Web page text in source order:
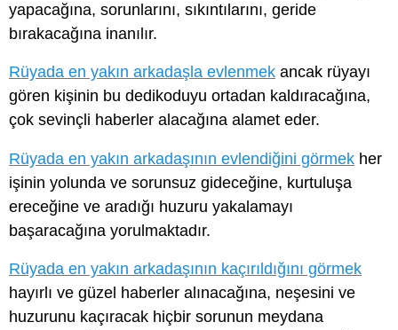
yapacağına, sorunlarını, sıkıntılarını, geride
bırakacağına inanılır.
Rüyada en yakın arkadaşla evlenmek ancak rüyayı
gören kişinin bu dedikoduyu ortadan kaldıracağına,
çok sevinçli haberler alacağına alamet eder.
Rüyada en yakın arkadaşının evlendiğini görmek her
işinin yolunda ve sorunsuz gideceğine, kurtuluşa
ereceğine ve aradığı huzuru yakalamayı
başaracağına yorulmaktadır.
Rüyada en yakın arkadaşının kaçırıldığını görmek
hayırlı ve güzel haberler alınacağına, neşesini ve
huzurunu kaçıracak hiçbir sorunun meydana